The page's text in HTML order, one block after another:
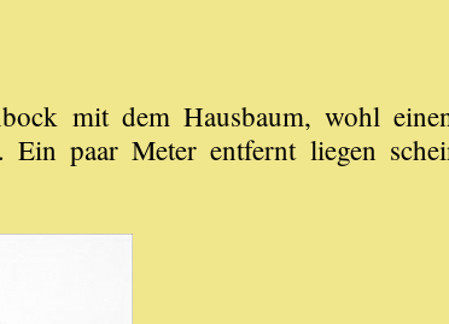
mit dem Hausbaum, wohl
Ein paar Meter entfernt liegen